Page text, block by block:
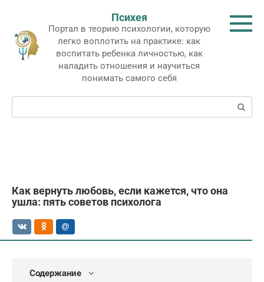
контенту
Психея
Портал в теорию психологии, которую
легко воплотить на практике: как
воспитать ребенка личностью, как
наладить отношения и научиться
понимать самого себя
Поиск:
Как вернуть любовь, если кажется, что она
ушла: пять советов психолога
Содержание